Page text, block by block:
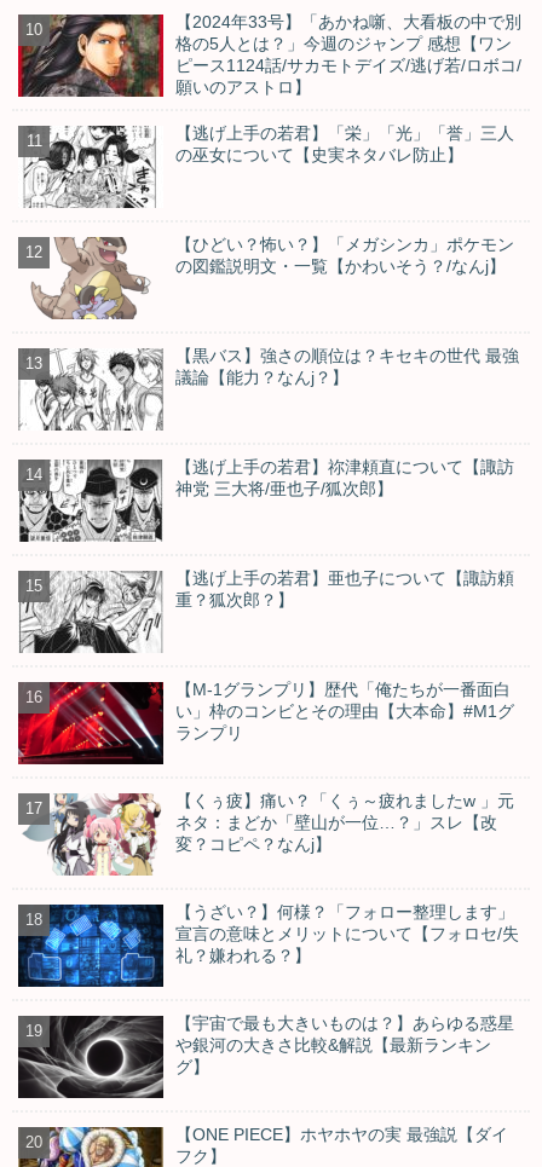
【2024年33号】「あかね噺、大看板の中で別
格の5人とは？」今週のジャンプ 感想【ワン
ピース1124話/サカモトデイズ/逃げ若/ロボコ/
願いのアストロ】
【逃げ上手の若君】「栄」「光」「誉」三人
の巫女について【史実ネタバレ防止】
【ひどい？怖い？】「メガシンカ」ポケモン
の図鑑説明文・一覧【かわいそう？/なんj】
【黒バス】強さの順位は？キセキの世代 最強
議論【能力？なんj？】
【逃げ上手の若君】祢津頼直について【諏訪
神党 三大将/亜也子/狐次郎】
【逃げ上手の若君】亜也子について【諏訪頼
重？狐次郎？】
【M-1グランプリ】歴代「俺たちが一番面白
い」枠のコンビとその理由【大本命】#M1グ
ランプリ
【くぅ疲】痛い？「くぅ～疲れましたw 」元
ネタ：まどか「壁山が一位…？」スレ【改
変？コピペ？なんj】
【うざい？】何様？「フォロー整理します」
宣言の意味とメリットについて【フォロセ/失
礼？嫌われる？】
【宇宙で最も大きいものは？】あらゆる惑星
や銀河の大きさ比較&解説【最新ランキン
グ】
【ONE PIECE】ホヤホヤの実 最強説【ダイ
フク】